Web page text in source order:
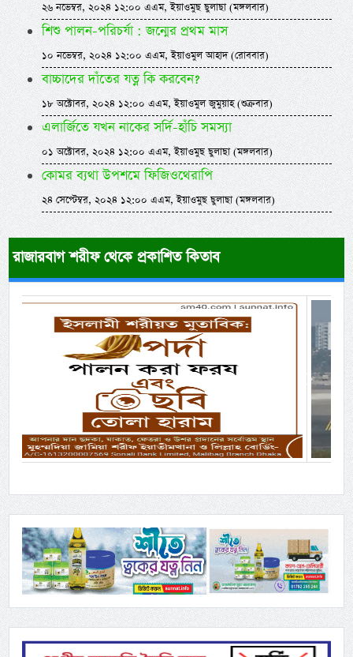
২৬ নভেম্বর, ২০২৪ ১২:০০ এএম, ইয়াওমুছ ছুলাছা (মঙ্গলবার)
শিশু পালন-পরিচর্যা : জন্মের প্রথম মাস
১০ নভেম্বর, ২০২৪ ১২:০০ এএম, ইয়াওমুল আহাদ (রোববার)
বাচ্চাদের দাঁতের যত্ন কি করবেন?
১৮ অক্টোবর, ২০২৪ ১২:০০ এএম, ইয়াওমুল জুমুয়াহ (শুক্রবার)
এলার্জিতে যখন নাকের সর্দি-হাঁচি সমস্যা
০১ অক্টোবর, ২০২৪ ১২:০০ এএম, ইয়াওমুছ ছুলাছা (মঙ্গলবার)
কোমর ব্যথা উপশমে ফিজিওথেরাপি
২৪ সেপ্টেম্বর, ২০২৪ ১২:০০ এএম, ইয়াওমুছ ছুলাছা (মঙ্গলবার)
রাজারবাগ শরীফ থেকে প্রকাশিত কিতাব
Next